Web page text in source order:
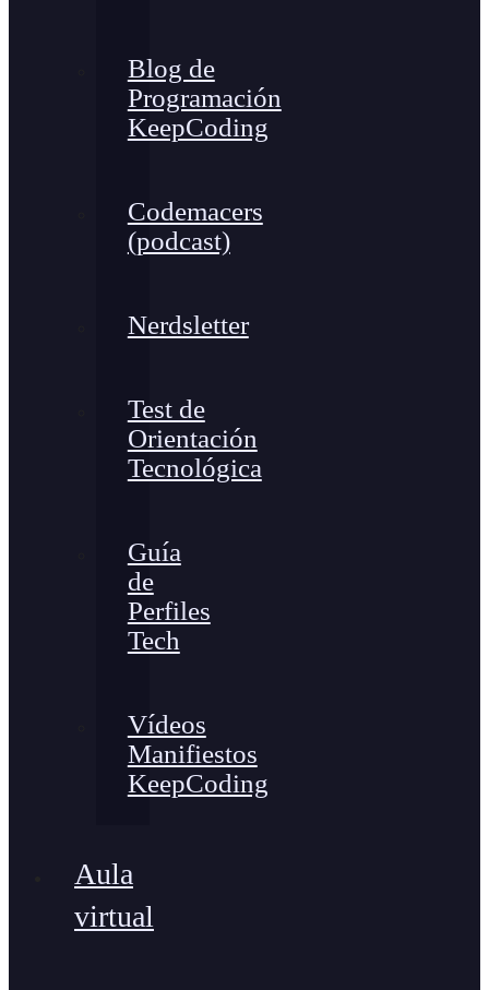
Blog de
Programación
KeepCoding
Codemacers
(podcast)
Nerdsletter
Test de
Orientación
Tecnológica
Guía
de
Perfiles
Tech
Vídeos
Manifiestos
KeepCoding
Aula
virtual